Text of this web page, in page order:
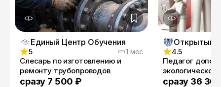
Единый Центр Обучения
5 1 мес
Слесарь по изготовлению и
ремонту трубопроводов
сразу 7 500 ₽
4.5
Педагог
Учитель
сразу 36